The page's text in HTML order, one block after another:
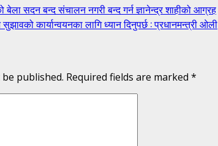
बेला सदन बन्द संचालन नगरी बन्द गर्न ज्ञानेन्द्र शाहीको आग्रह
कार्यान्वयनका लागि ध्यान दिनुपर्छ : प्रधानमन्त्री ओली
published. Required fields are marked *